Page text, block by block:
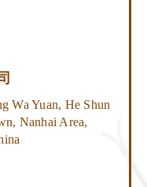
Wa Yuan, He Shun
Nanhai Area,